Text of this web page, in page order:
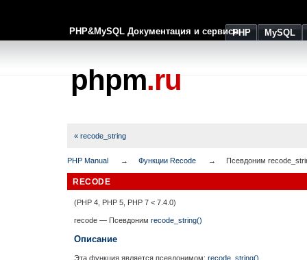
PHP&MySQL Документация и сервисыPHP MySQL
phpm.ru
« recode_string
PHP Manual Функции Recode Псевдоним
RECODE
(PHP 4, PHP 5, PHP 7 < 7.4.0)
recode — Псевдоним recode_string()
Описание
Эта функция является псевдонимом: recode_string()